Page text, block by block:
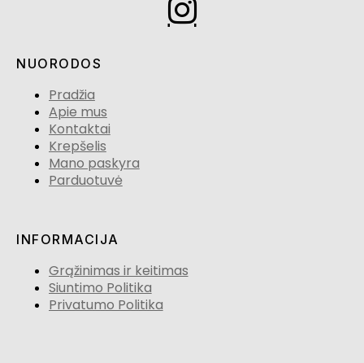
NUORODOS
Pradžia
Apie mus
Kontaktai
Krepšelis
Mano paskyra
Parduotuvė
INFORMACIJA
Grąžinimas ir keitimas
Siuntimo Politika
Privatumo Politika